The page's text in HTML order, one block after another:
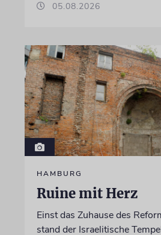
05.08.2026
HAMBURG
Ruine mit Herz
Einst das Zuhause des
stand der Israelitische